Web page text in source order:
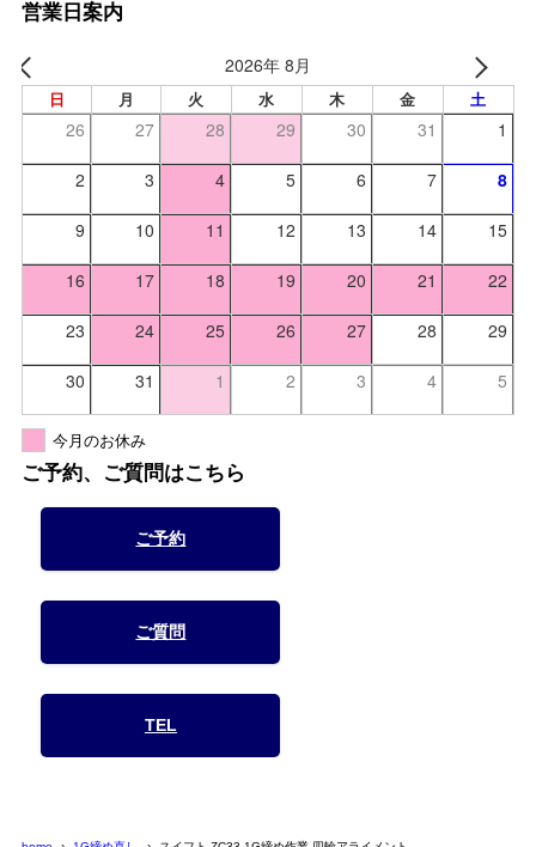
営業日案内
2026年 8月
日 月 火 水 木 金 土
26 27 28 29 30 31 1
2 3 4 5 6 7 8
9 10 11 12 13 14 15
16 17 18 19 20 21 22
23 24 25 26 27 28 29
30 31 1 2 3 4 5
今月のお休み
ご予約、ご質問はこちら
ご予約
ご質問
TEL